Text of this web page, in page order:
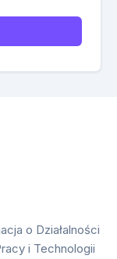
o Działalności
i Technologii